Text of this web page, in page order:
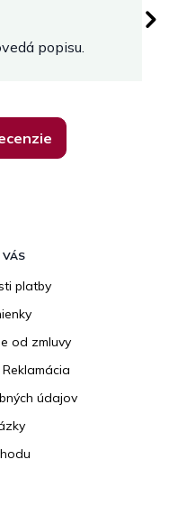
popisu.
VÁS
platby
od zmluvy
údajov